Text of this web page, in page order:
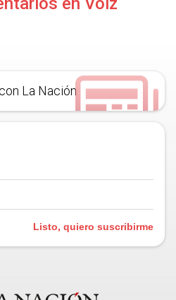
La Nación
Listo, quiero suscribirme